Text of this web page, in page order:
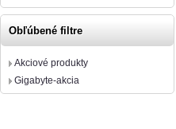
Obľúbené filtre
Akciové produkty
Gigabyte-akcia